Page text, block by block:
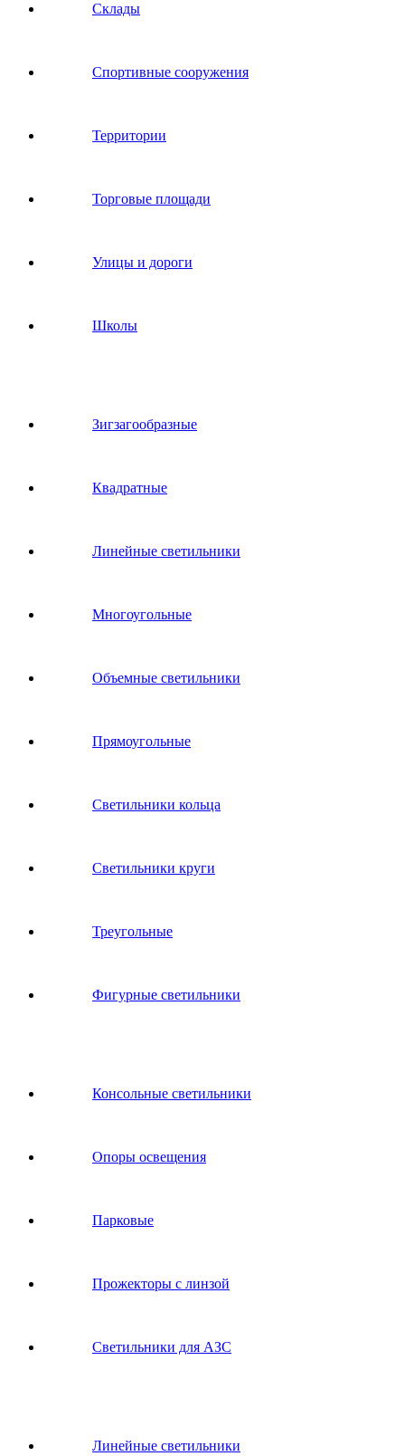
Склады
Спортивные сооружения
Территории
Торговые площади
Улицы и дороги
Школы
Зигзагообразные
Квадратные
Линейные светильники
Многоугольные
Объемные светильники
Прямоугольные
Светильники кольца
Светильники круги
Треугольные
Фигурные светильники
Консольные светильники
Опоры освещения
Парковые
Прожекторы с линзой
Светильники для АЗС
Линейные светильники